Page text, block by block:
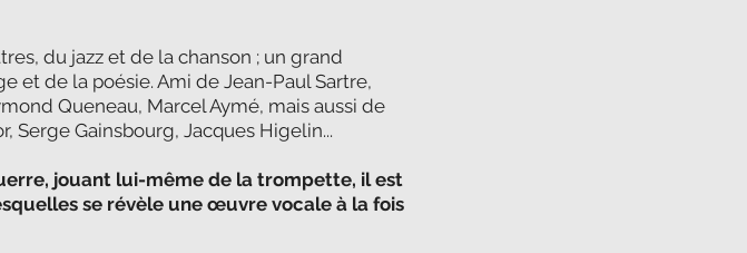
du jazz et de la chanson ; un grand
et de la poésie. Ami de Jean-Paul Sartre,
Queneau, Marcel Aymé, mais aussi de
Serge Gainsbourg, Jacques Higelin...
jouant lui-même de la trompette, il est
se révèle une œuvre vocale à la fois